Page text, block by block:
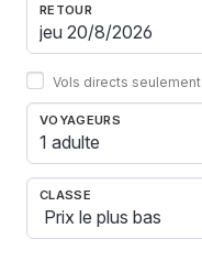
RETOUR
Vols directs seulement
VOYAGEURS
1 adulte
CLASSE